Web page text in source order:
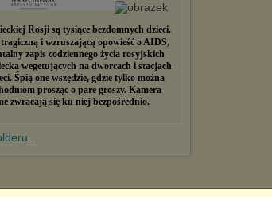
Rosji są tysiące bezdomnych dzieci.
i wzruszającą opowieść o AIDS,
zapis codziennego życia rosyjskich
wegetujących na dworcach i stacjach
Śpią one wszędzie, gdzie tylko można
prosząc o pare groszy. Kamera
zwracają się ku niej bezpośrednio.